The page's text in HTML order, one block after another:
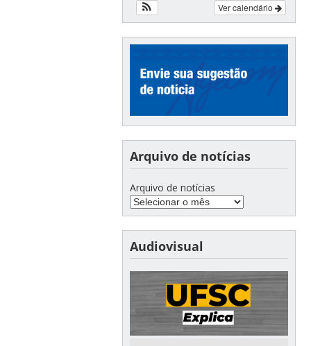
Ver calendário
Arquivo de notícias
Arquivo de notícias
Audiovisual